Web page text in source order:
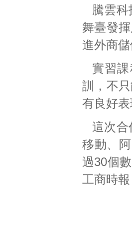
騰雲
舞臺發
進外商
實習
訓，不
有良好
這次
移動、
過30個
工商時